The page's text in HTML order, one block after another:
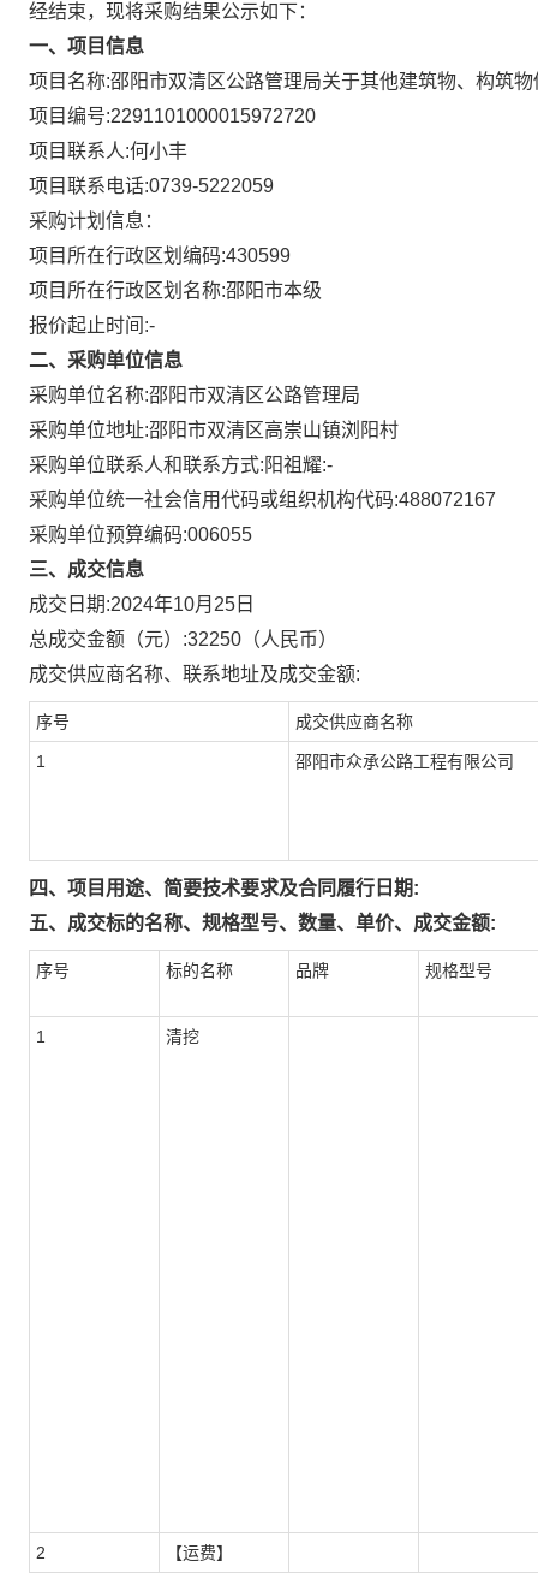
经结束，现将采购结果公示如下：
一、项目信息
项目名称:邵阳市双清区公路管理局关于其他建筑物、构筑
项目编号:2291101000015972720
项目联系人:何小丰
项目联系电话:0739-5222059
采购计划信息：
项目所在行政区划编码:430599
项目所在行政区划名称:邵阳市本级
报价起止时间:-
二、采购单位信息
采购单位名称:邵阳市双清区公路管理局
采购单位地址:邵阳市双清区高崇山镇浏阳村
采购单位联系人和联系方式: 阳祖耀:-
采购单位统一社会信用代码或组织机构代码:488072167
采购单位预算编码:006055
三、成交信息
成交日期:2024年10月25日
总成交金额（元）:32250 （人民币）
成交供应商名称、联系地址及成交金额:
序号 成交供应商名称
1 邵阳市众承公路工程有限公司
四、项目用途、简要技术要求及合同履行日期:
五、成交标的名称、规格型号、数量、单价、成交金额:
序号 标的名称 品牌 规格型号
1 清挖
2 【运费】